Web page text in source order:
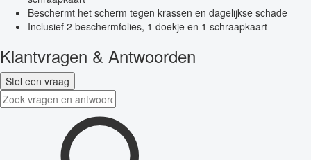
Beschermt het scherm tegen krassen en dagelijkse schade
Inclusief 2 beschermfolies, 1 doekje en 1 schraapkaart
Klantvragen & Antwoorden
Stel een vraag